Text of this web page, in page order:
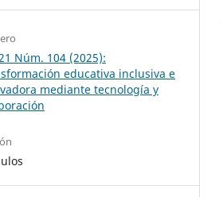
Núm. 104 (2025):
educativa inclusiva e
mediante tecnología y